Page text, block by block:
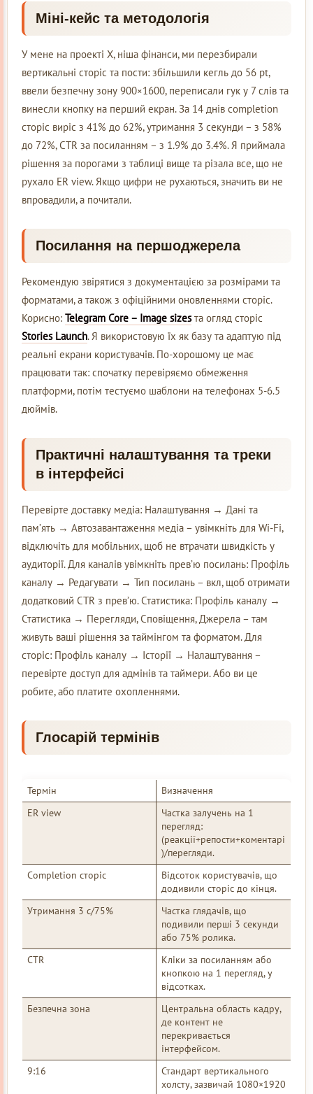
Міні-кейс та методологія
У мене на проекті Х, ніша фінанси, ми перезбирали
вертикальні сторіс та пости: збільшили кегль до 56 pt,
ввели безпечну зону 900×1600, переписали гук у 7 слів та
винесли кнопку на перший екран. За 14 днів completion
сторіс виріс з 41% до 62%, утримання 3 секунди – з 58%
до 72%, CTR за посиланням – з 1.9% до 3.4%. Я приймала
рішення за порогами з таблиці вище та різала все, що не
рухало ER view. Якщо цифри не рухаються, значить ви не
впровадили, а почитали.
Посилання на першоджерела
Рекомендую звірятися з документацією за розмірами та
форматами, а також з офіційними оновленнями сторіс.
Корисно: Telegram Core – Image sizesта огляд сторіс
Stories Launch. Я використовую їх як базу та адаптую під
реальні екрани користувачів. По-хорошому це має
працювати так: спочатку перевіряємо обмеження
платформи, потім тестуємо шаблони на телефонах 5-6.5
дюймів.
Практичні налаштування та треки
в інтерфейсі
Перевірте доставку медіа: Налаштування → Дані та
пам’ять → Автозавантаження медіа – увімкніть для Wi-Fi,
відключіть для мобільних, щоб не втрачати швидкість у
аудиторії. Для каналів увімкніть прев’ю посилань: Профіль
каналу → Редагувати → Тип посилань – вкл, щоб отримати
додатковий CTR з прев’ю. Статистика: Профіль каналу →
Статистика → Перегляди, Сповіщення, Джерела – там
живуть ваші рішення за таймінгом та форматом. Для
сторіс: Профіль каналу → Історії → Налаштування –
перевірте доступ для адмінів та таймери. Або ви це
робите, або платите охопленнями.
Глосарій термінів
Термін
Визначення
ER view
Частка залучень на 1
перегляд:
(реакції+репости+коментарі
)/перегляди.
Completion сторіс
Відсоток користувачів, що
додивили сторіс до кінця.
Утримання 3 с/75%
Частка глядачів, що
подивили перші 3 секунди
або 75% ролика.
CTR
Кліки за посиланням або
кнопкою на 1 перегляд, у
відсотках.
Безпечна зона
Центральна область кадру,
де контент не
перекривається
інтерфейсом.
9:16
Стандарт вертикального
холсту, зазвичай 1080×1920